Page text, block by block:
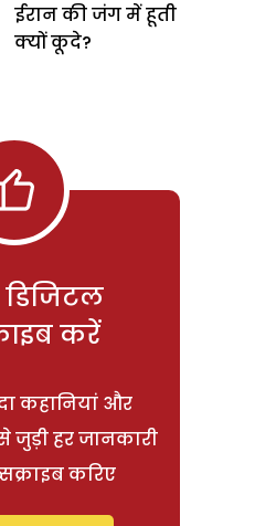
ईरान की जंग में हूती
क्यों कूदे?
डिजिटल
करें
कहानियां और
जुड़ी हर जानकारी
करिए